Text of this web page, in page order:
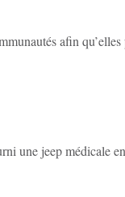
afin
une jeep médicale